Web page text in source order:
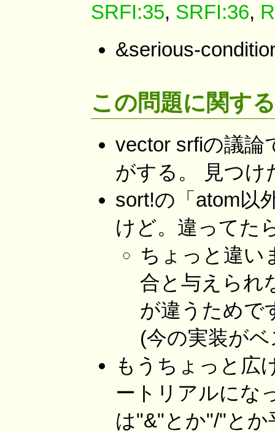
SRFI:35, SRFI:36,
&serious-
この問題に関す
vector srfiの議論
がする。 見つけ
sort!の「atom以
けど。違ってた
ちょっと違い
合と与えられ
が違うためで
(今の実装が
もうちょっと広
ートリアルにな
は"&"とか"/"と